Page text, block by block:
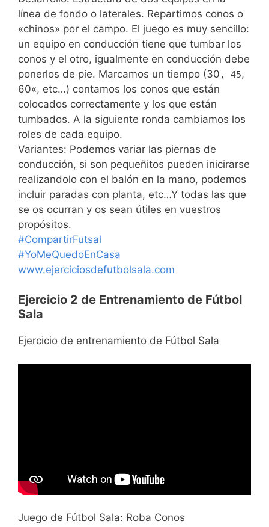
línea de fondo o laterales. Repartimos conos o
«chinos» por el campo. El juego es muy sencillo:
un equipo en conducción tiene que tumbar los
conos y el otro, igualmente en conducción debe
ponerlos de pie. Marcamos un tiempo (30 , 45,
60«, etc…) contamos los conos que están
colocados correctamente y los que están
tumbados. A la siguiente ronda cambiamos los
roles de cada equipo.
Variantes: Podemos variar las piernas de
conducción, si son pequeñitos pueden inicirarse
realizandolo con el balón en la mano, podemos
incluir paradas con planta, etc…Y todas las que
se os ocurran y os sean útiles en vuestros
propósitos.
#CompartirFutsal
#YoMeQuedoEnCasa
www.ejerciciosdefutbolsala.com
Ejercicio 2 de Entrenamiento de Fútbol
Sala
Ejercicio de entrenamiento de Fútbol Sala
Juego de Fútbol Sala: Roba Conos